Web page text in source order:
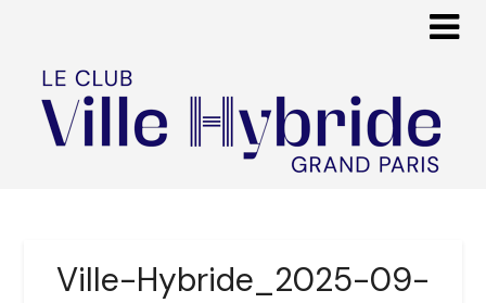
Ville-Hybride_2025-09-